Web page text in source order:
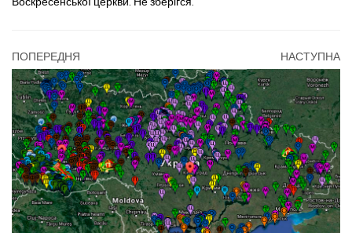
ПОПЕРЕДНЯ НАСТУПНА